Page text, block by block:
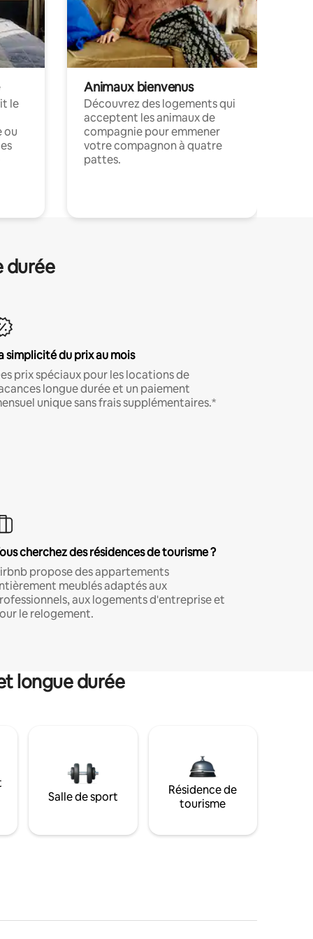
le
ou
Animaux bienvenus
Découvrez des logements qui
acceptent les animaux de
compagnie pour emmener
votre compagnon à quatre
pattes.
durée
simplicité du prix au mois
prix spéciaux pour les locations de
longue durée et un paiement
unique sans frais supplémentaires.*
cherchez des résidences de tourisme ?
propose des appartements
meublés adaptés aux
aux logements d'entreprise et
le relogement.
longue durée
Salle de sport
Résidence de
tourisme